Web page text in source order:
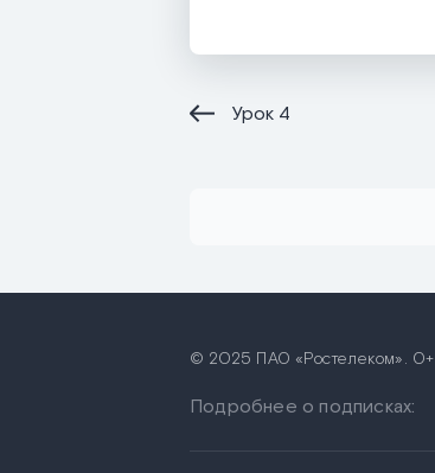
Урок 4
© 2025 ПАО «Ростелеком». 0+
Подробнее о подписках: